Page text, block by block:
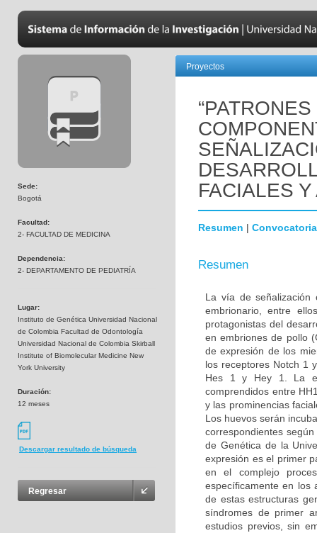
Sede:
Bogotá
Facultad:
2- FACULTAD DE MEDICINA
Dependencia:
2- DEPARTAMENTO DE PEDIATRÍA
Lugar:
Instituto de Genética Universidad Nacional
de Colombia Facultad de Odontología
Universidad Nacional de Colombia Skirball
Institute of Biomolecular Medicine New
York University
Duración:
12 meses
Descargar resultado de búsqueda
Regresar
Proyectos
FACIALES
Resumen | Convocatoria
Resumen
La vía de señalización
embrionario, entre
protagonistas del
en embriones de pollo
de expresión de los
los receptores Notch 1
Hes 1 y Hey 1. La
comprendidos entre
y las prominencias
Los huevos serán
correspondientes
de Genética de la
expresión es el primer
en el complejo
específicamente en los
de estas estructuras
síndromes de primer
estudios previos, sin